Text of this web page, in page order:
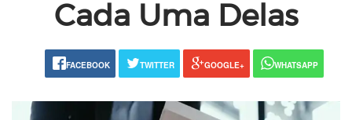
Cada Uma Delas
FACEBOOK TWITTER GOOGLE+ WHATSAPP